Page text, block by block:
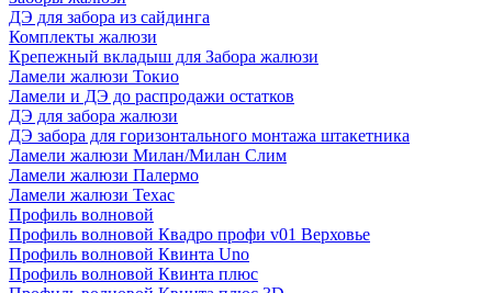
ДЭ для забора из сайдинга
Комплекты жалюзи
Крепежный вкладыш для Забора жалюзи
Ламели жалюзи Токио
Ламели и ДЭ до распродажи остатков
ДЭ для забора жалюзи
ДЭ забора для горизонтального монтажа штакетника
Ламели жалюзи Милан/Милан Слим
Ламели жалюзи Палермо
Ламели жалюзи Техас
Профиль волновой
Профиль волновой Квадро профи v01 Верховье
Профиль волновой Квинта Uno
Профиль волновой Квинта плюс